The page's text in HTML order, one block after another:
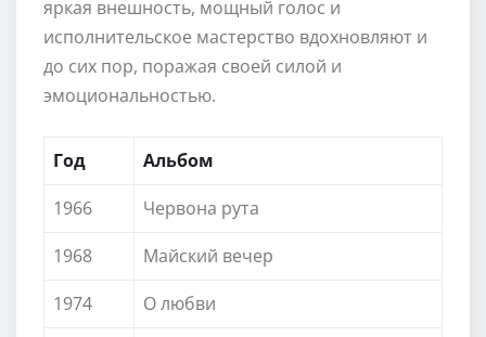
яркая внешность, мощный голос и
исполнительское мастерство вдохновляют и
до сих пор, поражая своей силой и
эмоциональностью.
Год
Альбом
1966
Червона рута
1968
Майский вечер
1974
О любви